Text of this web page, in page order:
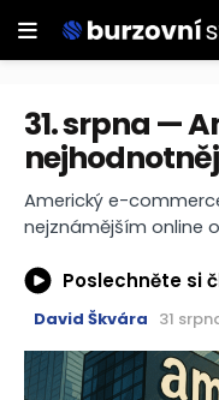
31. srpna —
Americký e-
nejznámějším online
Poslechněte si
David Škvára 31